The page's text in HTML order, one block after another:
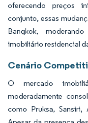
oferecendo preços
conjunto, essas
Bangkok,
imobiliário residencial
Cenário
O mercado
moderadamente
como Pruksa,